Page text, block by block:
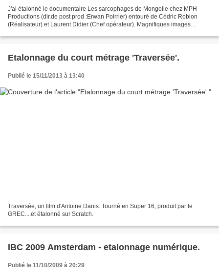
J'ai étalonné le documentaire Les sarcophages de Mongolie chez MPH
Productions (dir.de post prod :Erwan Poirrier) entouré de Cédric Robion
(Réalisateur) et Laurent Didier (Chef opérateur). Magnifiques images
Etalonnage du court métrage 'Traversée'.
Publié le 15/11/2013 à 13:40
Traversée, un film d'Antoine Danis. Tourné en Super 16, produit par le
GREC....et étalonné sur Scratch.
IBC 2009 Amsterdam - etalonnage numérique.
Publié le 11/10/2009 à 20:29